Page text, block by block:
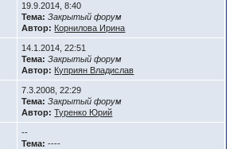
19.9.2014, 8:40
Тема: Закрытый форум
Автор: Корнилова Ирина
14.1.2014, 22:51
Тема: Закрытый форум
Автор: Куприян Владислав
7.3.2008, 22:29
Тема: Закрытый форум
Автор: Туренко Юрий
--
Тема: ----